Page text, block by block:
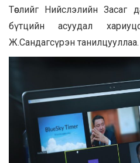
Төслийг Нийслэлийн Засаг
бүтцийн асуудал
Ж.Сандагсүрэн танилцууллаа.